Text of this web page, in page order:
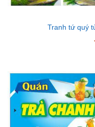
Tranh tứ quý